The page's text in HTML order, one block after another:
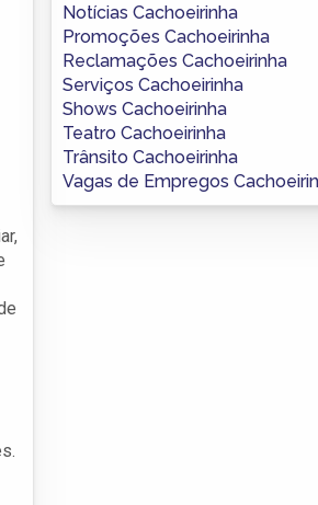
Notícias Cachoeirinha
Promoções Cachoeirinha
Reclamações Cachoeirinha
Serviços Cachoeirinha
Shows Cachoeirinha
Teatro Cachoeirinha
Trânsito Cachoeirinha
Vagas de Empregos